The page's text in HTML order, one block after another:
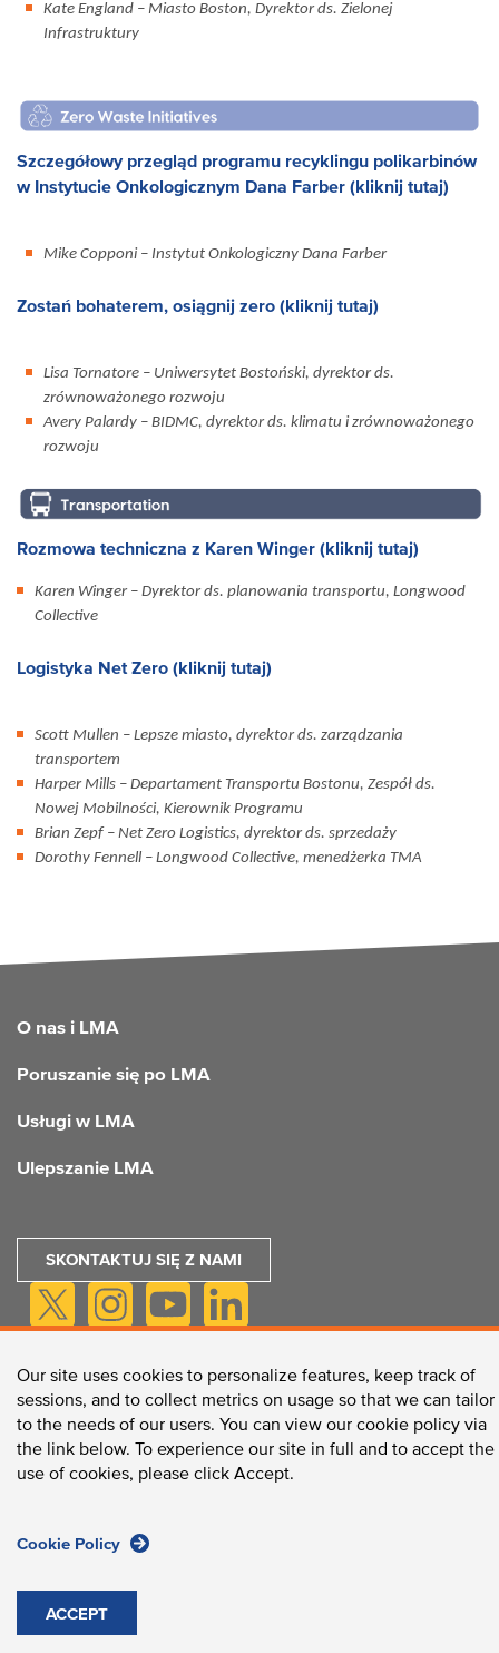
Kate England – Miasto Boston, Dyrektor ds. Zielonej
Infrastruktury
Szczegółowy przegląd programu recyklingu polikarbinów
w Instytucie Onkologicznym Dana Farber (kliknij tutaj)
Mike Copponi – Instytut Onkologiczny Dana Farber
Zostań bohaterem, osiągnij zero (kliknij tutaj)
Lisa Tornatore – Uniwersytet Bostoński, dyrektor ds.
zrównoważonego rozwoju
Avery Palardy – BIDMC, dyrektor ds. klimatu i zrównoważonego
rozwoju
Rozmowa techniczna z Karen Winger (kliknij tutaj)
Karen Winger – Dyrektor ds. planowania transportu, Longwood
Collective
Logistyka Net Zero (kliknij tutaj)
Scott Mullen – Lepsze miasto, dyrektor ds. zarządzania
transportem
Harper Mills – Departament Transportu Bostonu, Zespół ds.
Nowej Mobilności, Kierownik Programu
Brian Zepf – Net Zero Logistics, dyrektor ds. sprzedaży
Dorothy Fennell – Longwood Collective, menedżerka TMA
FOOTER
O nas i LMA
Poruszanie się po LMA
Usługi w LMA
Ulepszanie LMA
SKONTAKTUJ SIĘ Z NAMI
Longwood Collective / 375 Longwood Avenue, Boston, MA
02215 /
Telefon: 617-632-2310 Faks: 617-632-2759
Zasady witryny © 2026 Longwood Collective, Inc.
Our site uses cookies to personalize features, keep track of
sessions, and to collect metrics on usage so that we can tailor
to the needs of our users. You can view our cookie policy via
the link below. To experience our site in full and to accept the
use of cookies, please click Accept.
Cookie Policy
ACCEPT